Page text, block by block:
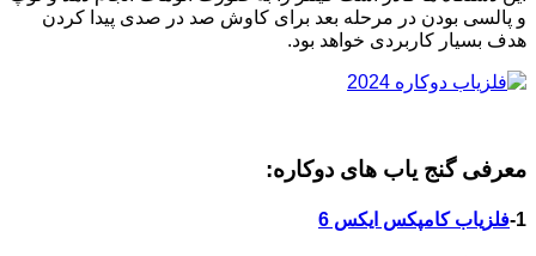
و پالسی بودن در مرحله بعد برای کاوش صد در صدی پیدا کردن
هدف بسیار کاربردی خواهد بود.
معرفی گنج یاب های دوکاره:
1- فلزیاب کامپکس ایکس 6